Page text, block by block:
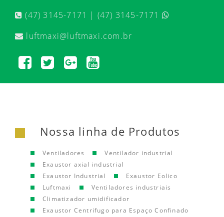
(47) 3145-7171 | (47) 3145-7171
luftmaxi@luftmaxi.com.br
Nossa linha de Produtos
Ventiladores
Ventilador industrial
Exaustor axial industrial
Exaustor Industrial
Exaustor Eolico
Luftmaxi
Ventiladores industriais
Climatizador umidificador
Exaustor Centrifugo para Espaço Confinado